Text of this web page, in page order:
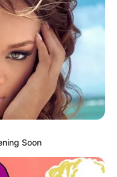
és erkölcsi minta
Soon